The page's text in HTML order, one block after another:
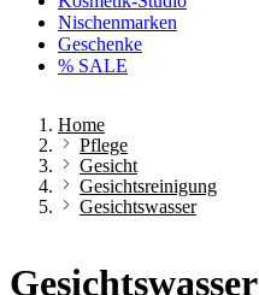
Nischenmarken
Geschenke
% SALE
Home
Pflege
Gesicht
Gesichtsreinigung
Gesichtswasser
Gesichtswasser